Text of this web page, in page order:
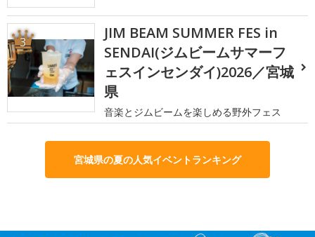
3
JIM BEAM SUMMER FES in
SENDAI(ジムビームサマーフ
ェスインセンダイ)2026／宮城
県
音楽とジムビームを楽しめる野外フェス
宮城県の夏の人気イベントランキング